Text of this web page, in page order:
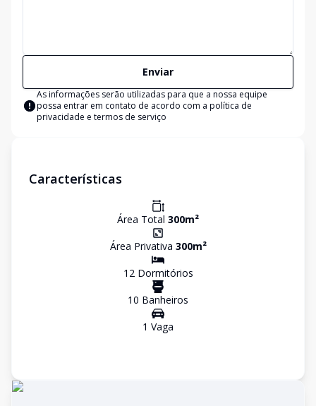
Enviar
As informações serão utilizadas para que a nossa equipe
possa entrar em contato de acordo com a política de
privacidade e termos de serviço
Características
Área Total 300m²
Área Privativa 300m²
12Dormitórios
10 Banheiros
1 Vaga